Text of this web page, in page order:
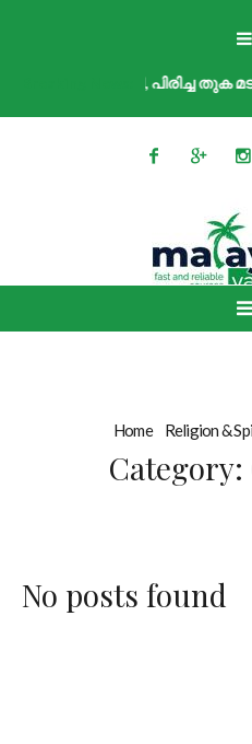
കോടതി, പിരിച്ച തുക മടക്കി
Home» Religion &
Category:
No posts found